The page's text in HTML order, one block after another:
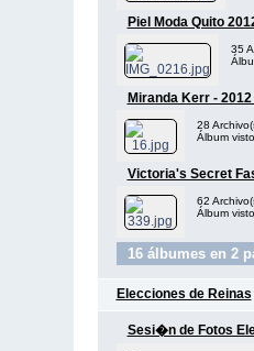
Piel Moda Quito
35
Miranda Kerr -
28
Álbum
Victoria's Secret
62
Álbum
16 álbumes en 2
Elecciones de Reinas
Sesi�n de Fotos